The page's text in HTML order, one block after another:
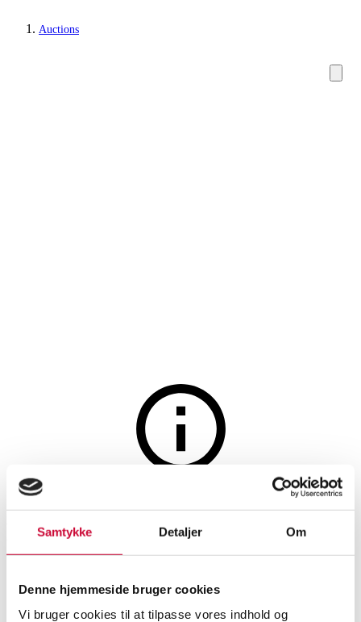
Samtykke Detaljer Om
Denne hjemmeside bruger cookies
Vi bruger cookies til at tilpasse vores indhold og
Auctions
Egon Lauridsen. A set of 12
dessert spoons of gold-plated
sterling silver (12)